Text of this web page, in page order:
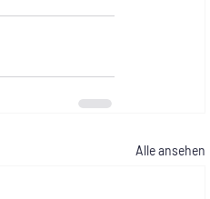
Alle ansehen